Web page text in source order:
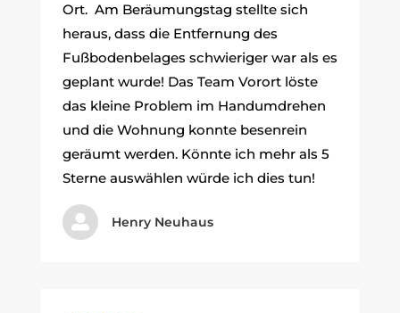
Ort. Am Beräumungstag stellte sich
heraus, dass die Entfernung des
Fußbodenbelages schwieriger war als es
geplant wurde! Das Team Vorort löste
das kleine Problem im Handumdrehen
und die Wohnung konnte besenrein
geräumt werden. Könnte ich mehr als 5
Sterne auswählen würde ich dies tun!
 Henry Neuhaus